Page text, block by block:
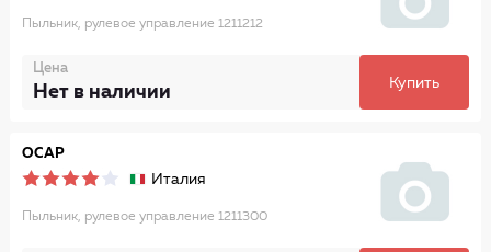
Пыльник, рулевое управление 1211212
Цена
Нет в наличии Купить
OCAP
Италия
Пыльник, рулевое управление 1211300